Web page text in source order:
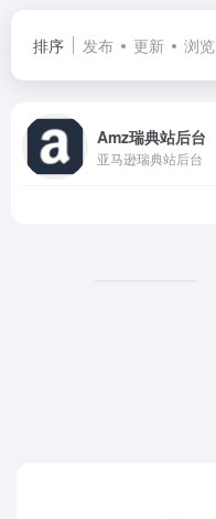
排序 发布 更新 浏览
Amz瑞典站后台
亚马逊瑞典站后台